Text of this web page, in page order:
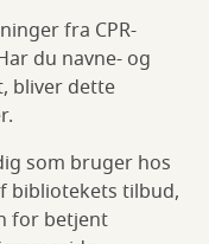
fra CPR-
du navne- og
bliver dette
som bruger hos
bibliotekets tilbud,
for betjent